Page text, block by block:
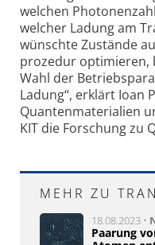
welchen
welcher Ladung am
wünschte Zustände
proze­dur opti­mie­ren,
Wahl der
La­dung“, er­klärt Ioan
Quanten­materi­alien
KIT die For­schung zu
MEHR ZU
18.08.2023 •
Paarung